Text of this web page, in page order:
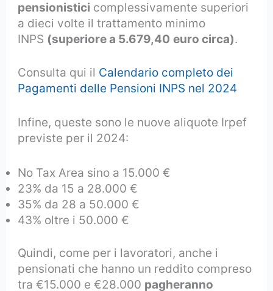
pensionistici complessivamente superiori
a dieci volte il trattamento minimo
INPS (superiore a 5.679,40 euro circa).
Consulta qui il Calendario completo dei
Pagamenti delle Pensioni INPS nel 2024
Infine, queste sono le nuove aliquote Irpef
previste per il 2024:
No Tax Area sino a 15.000 €
23% da 15 a 28.000 €
35% da 28 a 50.000 €
43% oltre i 50.000 €
Quindi, come per i lavoratori, anche i
pensionati che hanno un reddito compreso
tra €15.000 e €28.000 pagheranno